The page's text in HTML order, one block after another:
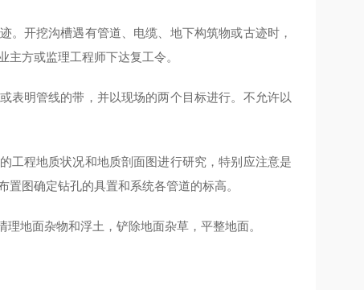
。开挖沟槽遇有管道、电缆、地下构筑物或古迹时，
方或监理工程师下达复工令。
表明管线的带，并以现场的两个目标进行。不允许以
工程地质状况和地质剖面图进行研究，特别应注意是
图确定钻孔的具置和系统各管道的标高。
地面杂物和浮土，铲除地面杂草，平整地面。